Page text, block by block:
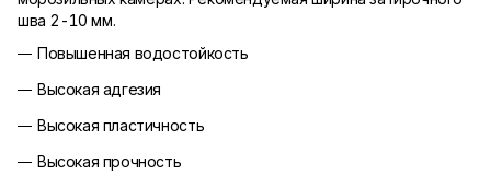
шва 2-10 мм.
Повышенная водостойкость
Высокая адгезия
Высокая пластичность
Высокая прочность